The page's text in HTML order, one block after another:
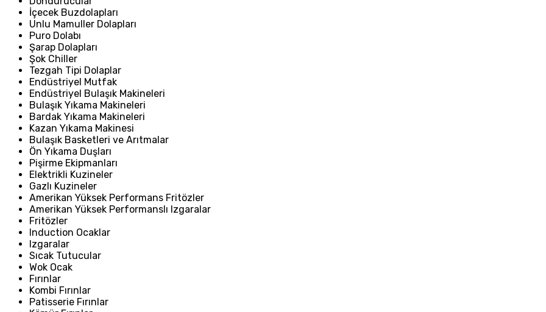
İçecek Buzdolapları
Unlu Mamuller Dolapları
Puro Dolabı
Şarap Dolapları
Şok Chiller
Tezgah Tipi Dolaplar
Endüstriyel Mutfak
Endüstriyel Bulaşık Makineleri
Bulaşık Yıkama Makineleri
Bardak Yıkama Makineleri
Kazan Yıkama Makinesi
Bulaşık Basketleri ve Arıtmalar
Ön Yıkama Duşları
Pişirme Ekipmanları
Elektrikli Kuzineler
Gazlı Kuzineler
Amerikan Yüksek Performans Fritözler
Amerikan Yüksek Performanslı Izgaralar
Fritözler
Induction Ocaklar
Izgaralar
Sıcak Tutucular
Wok Ocak
Fırınlar
Kombi Fırınlar
Patisserie Fırınlar